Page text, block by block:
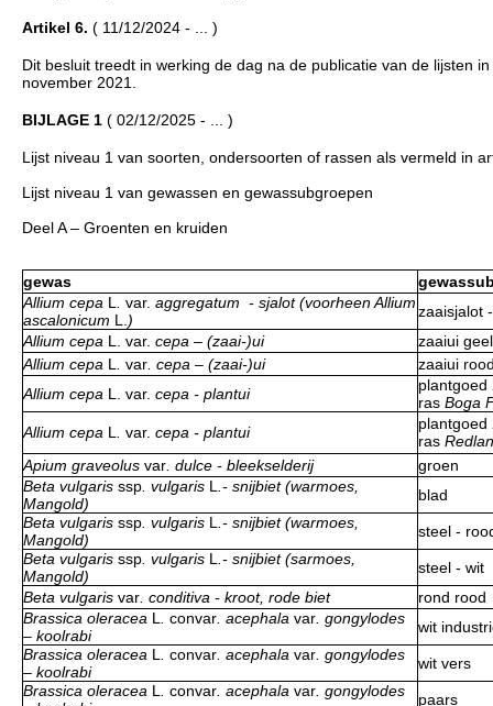
Artikel 6. ( 11/12/2024 - ... )
Dit besluit treedt in werking de dag na de publicatie van de lijsten
november 2021.
BIJLAGE 1 ( 02/12/2025 - ... )
Lijst niveau 1 van soorten, ondersoorten of rassen als vermeld in
Lijst niveau 1 van gewassen en gewassubgroepen
Deel A – Groenten en kruiden
gewas
Allium cepa L var. aggregatum - sjalot (voorheen Allium
ascalonicum L. )
zaaisjalot
Allium cepa L. var. cepa – (zaai-)ui
zaaiui geel
Allium cepa L var . cepa – (zaai-)ui
zaaiui
Allium cepa L. var. cepa - plantui
plantgoed
ras Boga
Allium cepa L var. cepa - plantui
plantgoed
ras
Apium graveolus var . dulce - bleekselderij
groen
Beta vulgaris ssp . vulgaris L .- snijbiet (warmoes,
Mangold)
blad
Beta vulgaris ssp . vulgaris L .- snijbiet (warmoes,
Mangold)
steel -
Beta vulgaris ssp . vulgaris L .- snijbiet (sarmoes,
Mangold)
steel - wit
Beta vulgaris var . conditiva - kroot, rode biet
rond rood
Brassica oleracea L convar . acephala var . gongylodes
– koolrabi
wit
Brassica oleracea L convar . acephala var . gongylodes
– koolrabi
wit vers
Brassica oleracea L convar . acephala var . gongylodes
paars